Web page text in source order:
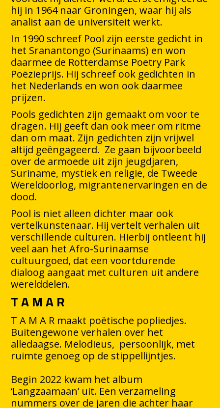
hij in 1964 naar Groningen, waar hij als
analist aan de universiteit werkt.
In 1990 schreef Pool zijn eerste gedicht in
het Sranantongo (Surinaams) en won
daarmee de Rotterdamse Poetry Park
Poëzieprijs. Hij schreef ook gedichten in
het Nederlands en won ook daarmee
prijzen.
Pools gedichten zijn gemaakt om voor te
dragen. Hij geeft dan ook meer om ritme
dan om maat. Zijn gedichten zijn vrijwel
altijd geëngageerd. Ze gaan bijvoorbeeld
over de armoede uit zijn jeugdjaren,
Suriname, mystiek en religie, de Tweede
Wereldoorlog, migrantenervaringen en de
dood.
Pool is niet alleen dichter maar ook
vertelkunstenaar. Hij vertelt verhalen uit
verschillende culturen. Hierbij ontleent hij
veel aan het Afro-Surinaamse
cultuurgoed, dat een voortdurende
dialoog aangaat met culturen uit andere
werelddelen.
T A M A R
T A M A R maakt poëtische popliedjes.
Buitengewone verhalen over het
alledaagse. Melodieus, persoonlijk, met
ruimte genoeg op de stippellijntjes.
Begin 2022 kwam het album
‘Langzaamaan’ uit. Een verzameling
nummers over de jaren die achter haar